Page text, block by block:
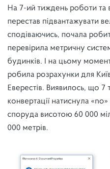
На 7-ий тиждень роботи та
перестав підвантажувати
сподіваючись, почала
перевірила метричну
будинків. І на цьому
робила розрахунки для
Еверестів. Виявилось, що 7
конвертації натиснула
споруда висотою 60 000
000 метрів.